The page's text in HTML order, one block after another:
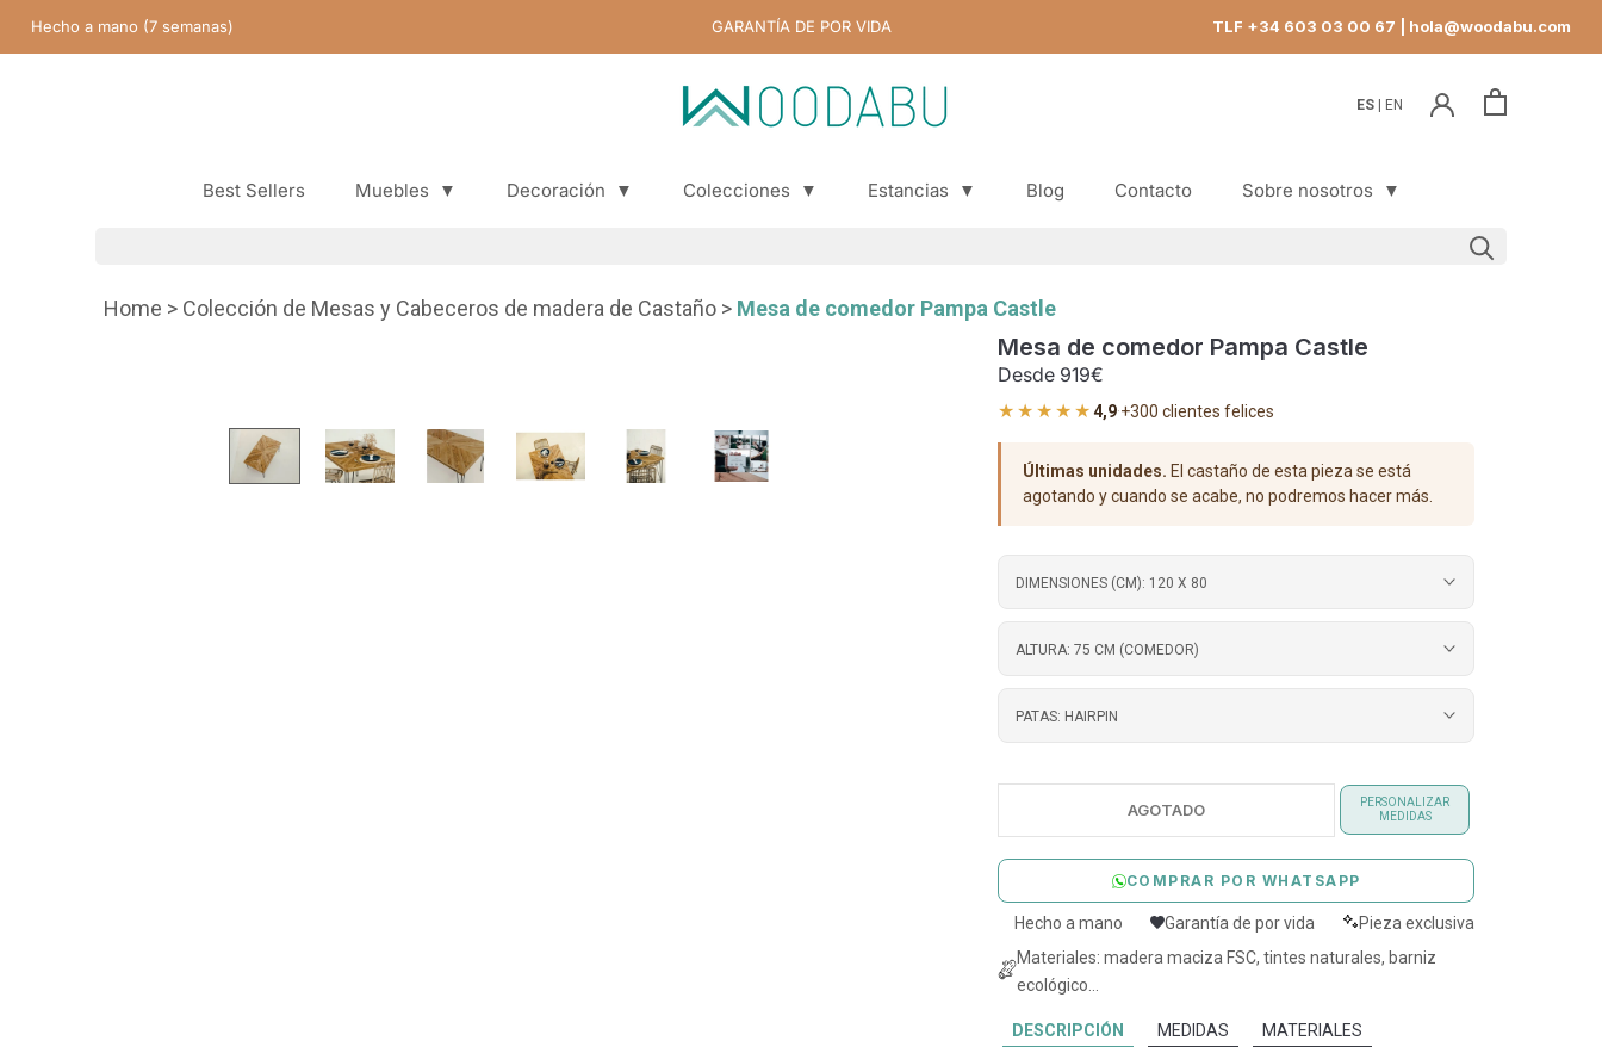
Hecho a mano (7 semanas) GARANTÍA DE POR VIDA TLF +34 603 03 00 67 | hola@woodabu.com
Best Sellers
Muebles ▼ Decoración ▼ Colecciones ▼ Estancias ▼
Blog
Contacto
Sobre nosotros ▼
ES EN
Home > Colección de Mesas y Cabeceros de madera de Castaño > Mesa de comedor Pampa Castle
Mesa de comedor Pampa Castle
Desde 919€
★★★★★4,9·+300 clientes felices
Últimas unidades. El castaño de esta pieza se está
agotando y cuando se acabe, no podremos hacer más.
DIMENSIONES (CM): 120 X 80
ALTURA: 75 CM (COMEDOR)
PATAS: HAIRPIN
AGOTADO
PERSONALIZAR
MEDIDAS
COMPRAR POR WHATSAPP
Hecho a mano Garantía de por vida
Pieza exclusiva
Materiales: madera maciza FSC, tintes naturales, barniz
ecológico...
DESCRIPCIÓN MEDIDAS
MATERIALES